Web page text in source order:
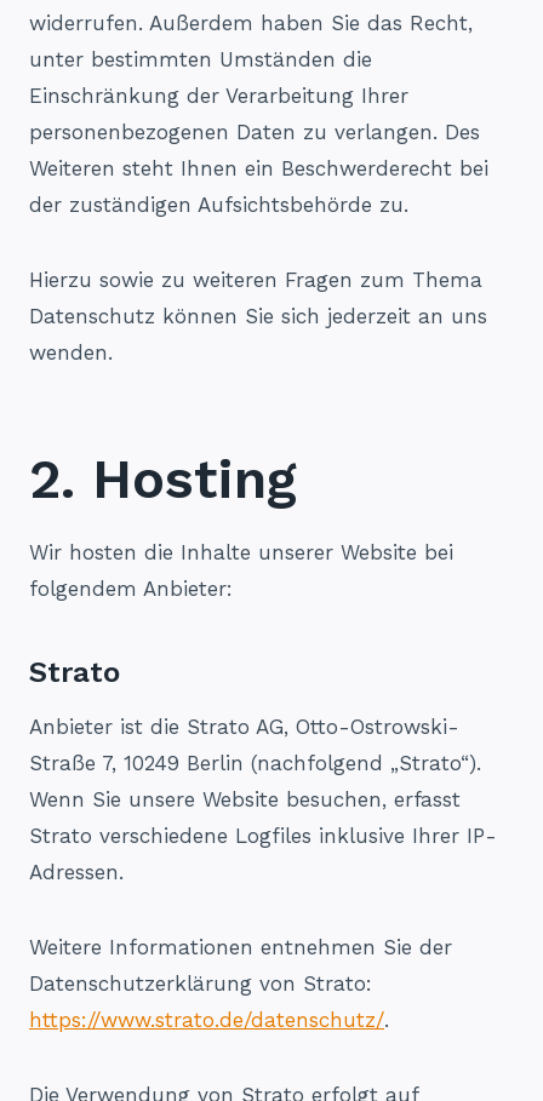
widerrufen. Außerdem haben Sie das Recht,
unter bestimmten Umständen die
Einschränkung der Verarbeitung Ihrer
personenbezogenen Daten zu verlangen. Des
Weiteren steht Ihnen ein Beschwerderecht bei
der zuständigen Aufsichtsbehörde zu.
Hierzu sowie zu weiteren Fragen zum Thema
Datenschutz können Sie sich jederzeit an uns
wenden.
2. Hosting
Wir hosten die Inhalte unserer Website bei
folgendem Anbieter:
Strato
Anbieter ist die Strato AG, Otto-Ostrowski-
Straße 7, 10249 Berlin (nachfolgend „Strato“).
Wenn Sie unsere Website besuchen, erfasst
Strato verschiedene Logfiles inklusive Ihrer IP-
Adressen.
Weitere Informationen entnehmen Sie der
Datenschutzerklärung von Strato:
https://www.strato.de/datenschutz/.
Die Verwendung von Strato erfolgt auf